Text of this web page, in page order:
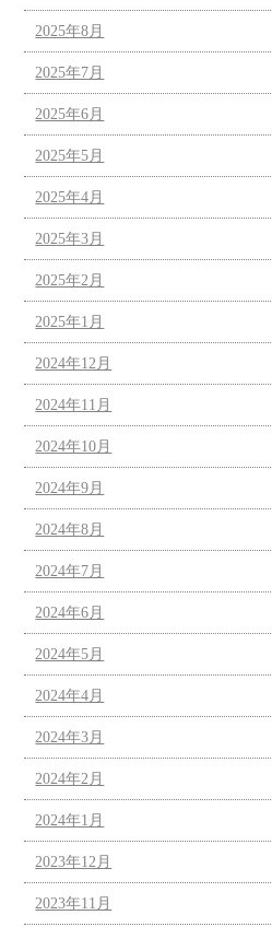
2025年8月
2025年7月
2025年6月
2025年5月
2025年4月
2025年3月
2025年2月
2025年1月
2024年12月
2024年11月
2024年10月
2024年9月
2024年8月
2024年7月
2024年6月
2024年5月
2024年4月
2024年3月
2024年2月
2024年1月
2023年12月
2023年11月